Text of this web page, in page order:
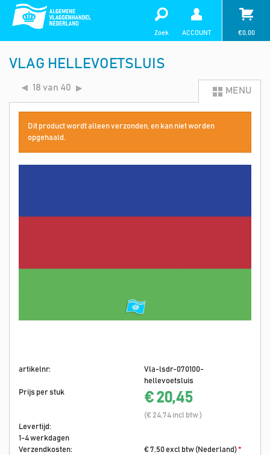
Zoek ACCOUNT €0,00
VLAG HELLEVOETSLUIS
18 van 40 MENU
Dit product wordt alleen verzonden, en kan niet worden
opgehaald.
artikelnr:
Vla-lsdr-070100-
hellevoetsluis
Prijs per stuk
€ 20,45
(€ 24,74 incl btw )
Levertijd:
1-4 werkdagen
Verzendkosten:
€ 7,50 excl btw (Nederland)*